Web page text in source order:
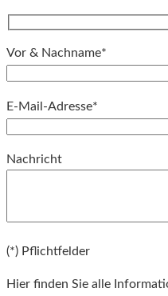
Vor & Nachname*
E-Mail-Adresse*
Nachricht
(*) Pflichtfelder
Hier finden Sie alle